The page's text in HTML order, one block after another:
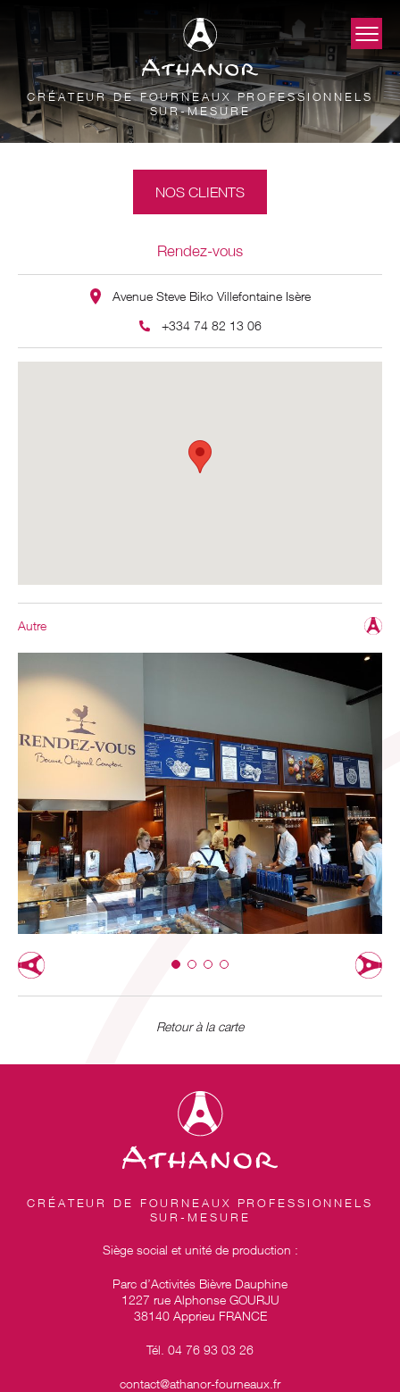
CRÉATEUR DE FOURNEAUX PROFESSIONNELS
SUR-MESURE
NOS CLIENTS
Rendez-vous
Avenue Steve Biko Villefontaine Isère
+334 74 82 13 06
Autre
Retour à la carte
CRÉATEUR DE FOURNEAUX PROFESSIONNELS
SUR-MESURE
Siège social et unité de production :
Parc d’Activités Bièvre Dauphine
1227 rue Alphonse GOURJU
38140 Apprieu FRANCE
Tél. 04 76 93 03 26
contact@athanor-fourneaux.fr